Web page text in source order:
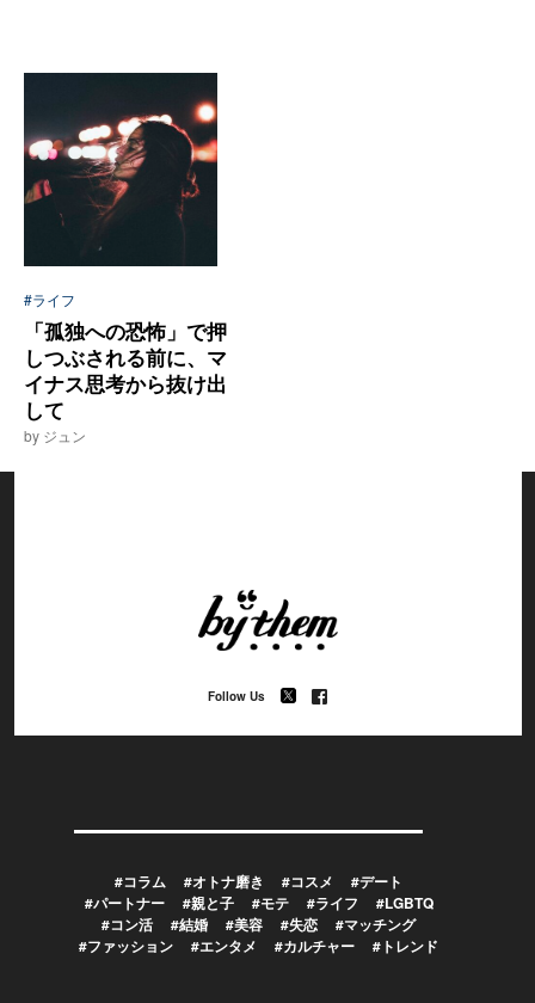
#ライフ
「孤独への恐怖」で押
しつぶされる前に、マ
イナス思考から抜け出
して
by ジュン
Follow Us
#コラム #オトナ磨き #コスメ
#デート
#パートナー
#親と子 #モテ #ライフ
#LGBTQ
#コン活
#結婚 #美容 #失恋
#マッチング
#ファッション
#エンタメ #カルチャー #トレンド